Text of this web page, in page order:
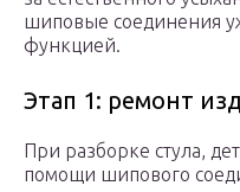
шиповые соединения
функцией.
Этап 1: ремонт
При разборке стула,
помощи шипового